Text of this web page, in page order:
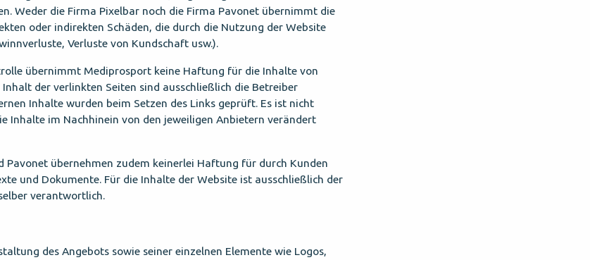
Weder die Firma Pixelbar noch die Firma Pavonet übernimmt die
oder indirekten Schäden, die durch die Nutzung der Website
Verluste von Kundschaft usw.).
übernimmt Mediprosport keine Haftung für die Inhalte von
Inhalt der verlinkten Seiten sind ausschließlich die Betreiber
Inhalte wurden beim Setzen des Links geprüft. Es ist nicht
Inhalte im Nachhinein von den jeweiligen Anbietern verändert
Pavonet übernehmen zudem keinerlei Haftung für durch Kunden
und Dokumente. Für die Inhalte der Website ist ausschließlich der
verantwortlich.
des Angebots sowie seiner einzelnen Elemente wie Logos,